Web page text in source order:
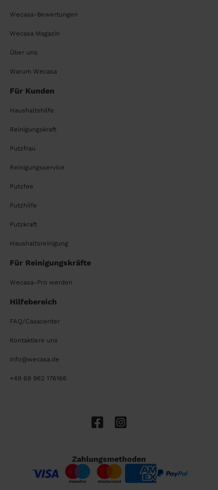
Wecasa-Bewertungen
Wecasa Magazin
Über uns
Warum Wecasa
Für Kunden
Haushaltshilfe
Reinigungskraft
Putzfrau
Reinigungsservice
Putzfee
Putzhilfe
Putzkraft
Haushaltsreinigung
Für Reinigungskräfte
Wecasa-Pro werden
Hilfebereich
FAQ/Casacenter
Kontaktiere uns
info@wecasa.de
+49 69 962 176166
Zahlungsmethoden